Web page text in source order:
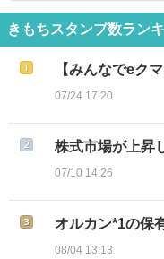
きもちスタンプ数ラン
【みんなでeク
07/24 17:20
株式市場が上昇
07/10 14:26
オルカン*1の保
08/04 13:13